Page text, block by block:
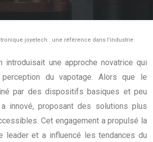
joyetech : une référence dans l’industrie
introduisait une approche novatrice qui
du vapotage. Alors que le
par des dispositifs basiques et peu
innové, proposant des solutions plus
Cet engagement a propulsé la
leader et a influencé les tendances du